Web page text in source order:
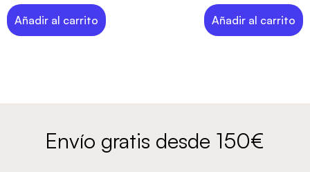
Añadir al carrito Añadir al carrito
Envío gratis desde 150€